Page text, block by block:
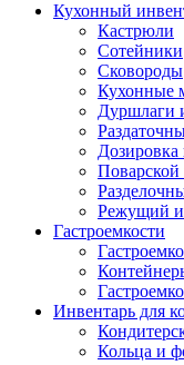
Кухонный
Кастрюли
Сотейники
Сковороды
Кухонные
Дуршлаги
Дозировка
Поварской
Режущий
Гастроемкости
Инвентарь для
Кольца и